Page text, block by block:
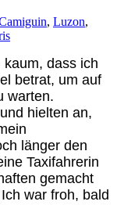
, Luzon,
dass ich
betrat, um auf
warten.
hielten an,
länger den
Taxifahrerin
gemacht
war froh, bald